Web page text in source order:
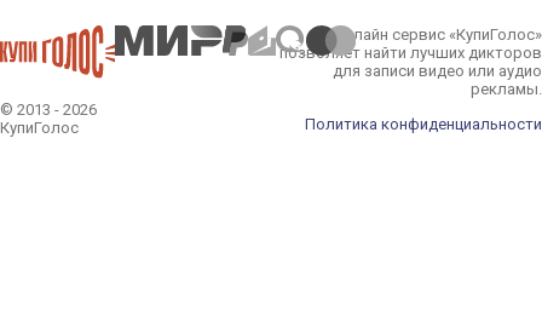
© 2013 - 2026
КупиГолос
Онлайн сервис «КупиГолос»
позволяет найти лучших дикторов
для записи видео или аудио
рекламы.
Политика конфиденциальности